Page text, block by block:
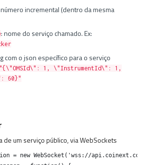
incremental (dentro da mesma
: nome do serviço chamado. Ex:
com o json específico para o serviço
"{\"OMSId\": 1, \"InstrumentId\": 1,
60}"
de um serviço público, via WebSockets
= new WebSocket('wss://